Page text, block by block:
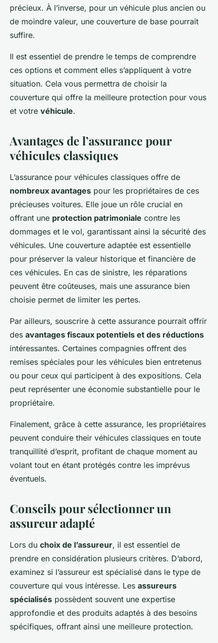
précieux. À l’inverse, pour un véhicule plus ancien ou
de moindre valeur, une couverture de base pourrait
suffire.
Il est essentiel de prendre le temps de comprendre
ces options et comment elles s’appliquent à votre
situation. Cela vous permettra de choisir la
couverture qui offre la meilleure protection pour vous
et votre véhicule.
Avantages de l’assurance pour
véhicules classiques
L’assurance pour véhicules classiques offre de
nombreux avantages pour les propriétaires de ces
précieuses voitures. Elle joue un rôle crucial en
offrant une protection patrimoniale contre les
dommages et le vol, garantissant ainsi la sécurité des
véhicules. Une couverture adaptée est essentielle
pour préserver la valeur historique et financière de
ces véhicules. En cas de sinistre, les réparations
peuvent être coûteuses, mais une assurance bien
choisie permet de limiter les pertes.
Par ailleurs, souscrire à cette assurance pourrait offrir
des avantages fiscaux potentiels et des réductions
intéressantes. Certaines compagnies offrent des
remises spéciales pour les véhicules bien entretenus
ou pour ceux qui participent à des expositions. Cela
peut représenter une économie substantielle pour le
propriétaire.
Finalement, grâce à cette assurance, les propriétaires
peuvent conduire their véhicules classiques en toute
tranquillité d’esprit, profitant de chaque moment au
volant tout en étant protégés contre les imprévus
éventuels.
Conseils pour sélectionner un
assureur adapté
Lors du choix de l’assureur, il est essentiel de
prendre en considération plusieurs critères. D’abord,
examinez si l’assureur est spécialisé dans le type de
couverture qui vous intéresse. Les assureurs
spécialisés possèdent souvent une expertise
approfondie et des produits adaptés à des besoins
spécifiques, offrant ainsi une meilleure protection.